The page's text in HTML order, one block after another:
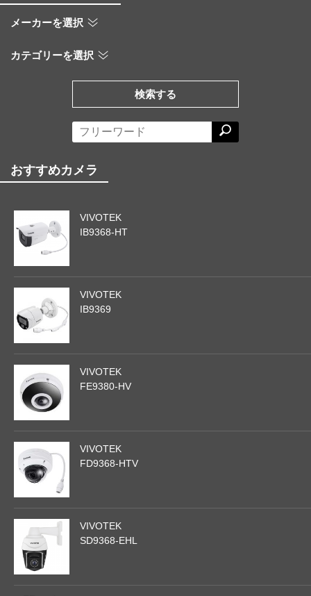
メーカーを選択
カテゴリーを選択
検索する
おすすめカメラ
VIVOTEK
IB9368-HT
VIVOTEK
IB9369
VIVOTEK
FE9380-HV
VIVOTEK
FD9368-HTV
VIVOTEK
SD9368-EHL